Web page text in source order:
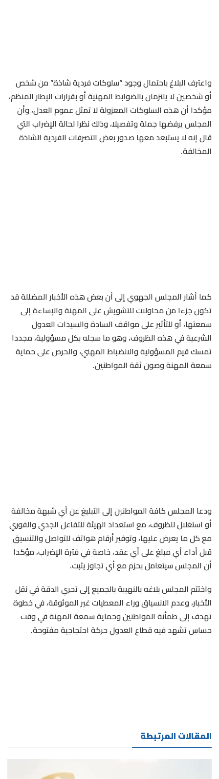
واعترف البلاغ باحتمال وجود “سلوكات فردية شاذة” من شخص
أو شخصين لا يلتزمان بالضوابط المهنية أو بقرارات الإطار المنظم،
مؤكدا أن هذه السلوكات المعزولة لا تمثل عموم العدل، وأن
المجلس يرفضها جملة وتفصيلا، وذلك نظرا لحالة الإضراب التي
قال إنه لا يستبعد معها صدور بعض التصرفات الفردية الشاذة
المخالفة.
كما أشار المجلس الجهوي إلى أن بعض هذه الأخبار المضللة قد
تكون جزءا من محاولات للتشويش على المهنة والإساءة إلى
سمعتها، أو للتأثير على مواقف السادة والسيدات العدول
الشرعية في هذه الظروف، وهو ما سجله بكل مسؤولية، مجددا
تمسك قيم المسؤولية والانضباط المهني، والحرص على حماية
سمعة المهنة وصون ثقة المواطنين.
ودعا المجلس كافة المواطنين إلى التبليغ عن أي شبهة مخالفة
أو استغلال للظروف، مع استعداد الهيئة للتفاعل الجدي والفوري
مع كل ما يعرض عليها، وتوفير أرقام هواتف للتواصل والتنسيق
قبل أداء أي مبلغ على أي عقد، خاصة في فترة الإضراب، مؤكدا
أن المجلس سيتعامل بحزم مع أي تجاوز يثبت.
واختتم المجلس بلاغه بالنهيبة بالجميع إلى تحري الدقة في نقل
الأخبار، وعدم الانسياق وراء المعطيات غير الموثوقة، في خطوة
تهدف إلى طمأنة المواطنين وحماية سمعة المهنة في وقت
حساس تشهد فيه قطاع العدول حركة احتجاجية مفتوحة.
المقالات المرتبطة